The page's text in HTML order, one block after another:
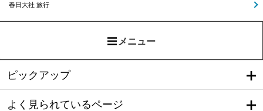
春日大社 旅行
メニュー
ピックアップ
よく見られているページ